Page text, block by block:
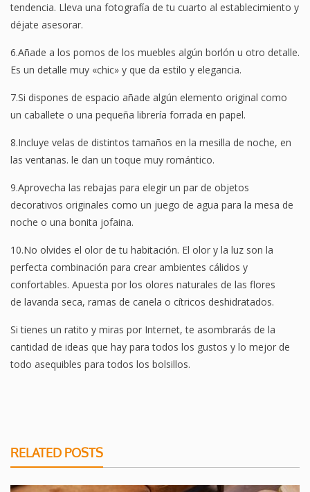
tendencia. Lleva una fotografía de tu cuarto al establecimiento y
déjate asesorar.
6.Añade a los pomos de los muebles algún borlón u otro detalle.
Es un detalle muy «chic» y que da estilo y elegancia.
7.Si dispones de espacio añade algún elemento original como
un caballete o una pequeña librería forrada en papel.
8.Incluye velas de distintos tamaños en la mesilla de noche, en
las ventanas. le dan un toque muy romántico.
9.Aprovecha las rebajas para elegir un par de objetos
decorativos originales como un juego de agua para la mesa de
noche o una bonita jofaina.
10.No olvides el olor de tu habitación. El olor y la luz son la
perfecta combinación para crear ambientes cálidos y
confortables. Apuesta por los olores naturales de las flores
de lavanda seca, ramas de canela o cítricos deshidratados.
Si tienes un ratito y miras por Internet, te asombrarás de la
cantidad de ideas que hay para todos los gustos y lo mejor de
todo asequibles para todos los bolsillos.
RELATED POSTS